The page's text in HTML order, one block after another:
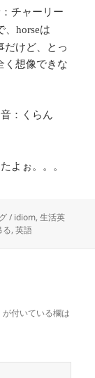
チャーリー
、horseは
だけど、とっ
く想像できな
：くらん
よぉ。。。
/ idiom,生活英
る,英語
が付いている欄は